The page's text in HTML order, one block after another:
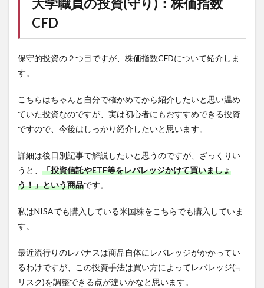
大学職員の投資(守り)：株価指数
CFD
保守的投資の２つ目ですが、株価指数CFDについて紹介しま
す。
こちらはちゃんと自分で確かめてから紹介したいと思い温め
ていた投資なのですが、実は初心者にもおすすめできる投資
ですので、今後はしっかり紹介したいと思います。
詳細は後日別記事で解説したいと思うのですが、ざっくりい
うと、 「投資信託やETF等をレバレッジかけて買いましょ
う！」という商品です。
私はNISAでも購入している米国株をこちらでも購入していま
す。
最近流行りのレバナスは商品自体にレバレッジがかかってい
るわけですが、この投資手法は買い方によってレバレッジ(≒
リスク)を調整できる点が違いかなと思います。